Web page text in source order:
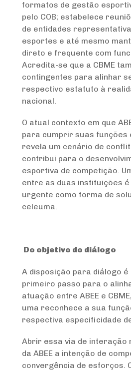
formatos de gestão
pelo COB; estabelece
de entidades
esportes e até mesmo
direto e frequente com
Acredita-se que a CBME
contingentes para alinhar
respectivo estatuto à
nacional.
O atual contexto em que
para cumprir suas
revela um cenário de
contribui para o
esportiva de competição.
entre as duas instituições
urgente como forma de
celeuma.
Do objetivo do diálogo
A disposição para diálogo é
primeiro passo para o
atuação entre ABEE e
uma reconhece a sua
respectiva especificidade
Abrir essa via de interação
da ABEE a intenção de
convergência de esforços.